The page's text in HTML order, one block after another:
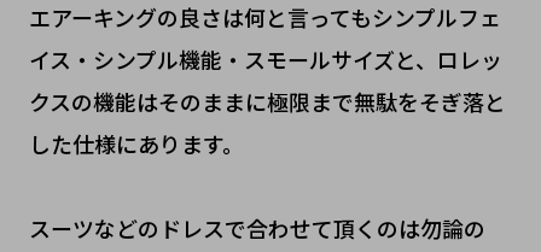
エアーキングの良さは何と言ってもシンプルフェ
イス・シンプル機能・スモールサイズと、ロレッ
クスの機能はそのままに極限まで無駄をそぎ落と
した仕様にあります。
スーツなどのドレスで合わせて頂くのは勿論の